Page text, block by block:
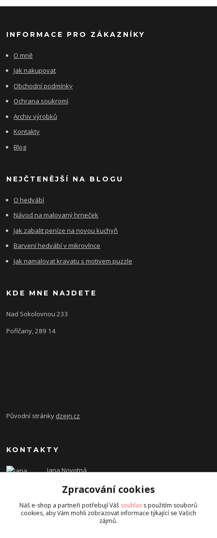
INFORMACE PRO ZÁKAZNÍKY
O mně
Jak nakupovat
Obchodní podmínky
Ochrana soukromí
Archiv výrobků
Kontakty
Blog
NEJČTENĚJŠÍ NA BLOGU
O hedvábí
Návod na malovaný hrneček
Jak zabalit peníze na novou kuchyň
Barvení hedvábí v mikrovlnce
Jak namalovat kravatu s motivem puzzle
KDE MNE NAJDETE
Nad Sokolovnou 233
Poříčany, 289 14
Původní stránky dzejn.cz
KONTAKTY
Jana Novotná
dzejn.n@email.cz
Zpracování cookies
Náš e-shop a partneři potřebují Váš souhlas s použitím souborů
cookies, aby Vám mohli zobrazovat informace týkající se Vašich
zájmů.